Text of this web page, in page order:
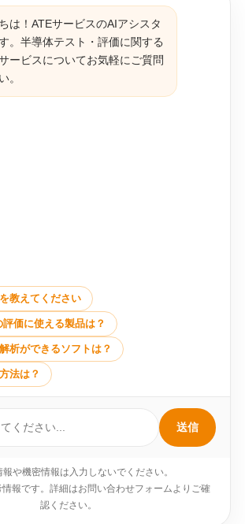
は！ATEサービスのAIアシスタ
。半導体テスト・評価に関する
ービスについてお気軽にご質問
。
教えてください
価に使える製品は？
析ができるソフトは？
法は？
送信
や機密情報は入力しないでください。
報です。詳細はお問い合わせフォームよりご確
認ください。